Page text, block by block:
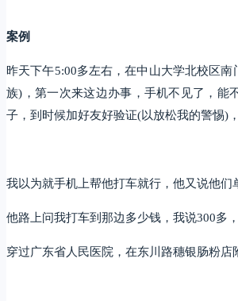
案例
昨天下午5:00多左右，在中山大学北校区
族)，第一次来这边办事，手机不见了，能
子，到时候加好友好验证(以放松我的警惕)
我以为就手机上帮他打车就行，他又说他
他路上问我打车到那边多少钱，我说300多
穿过广东省人民医院，在东川路穗银肠粉